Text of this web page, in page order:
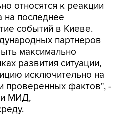
относятся к реакции
на последнее
событий в Киеве.
партнеров
максимально
развития ситуации,
исключительно на
проверенных фактов", -
МИД,